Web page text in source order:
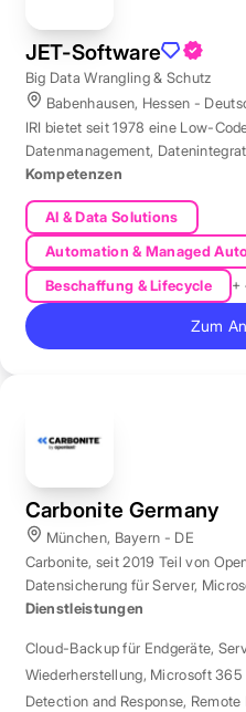
JET-Software
Big Data Wrangling & Schutz
Babenhausen, Hessen -
IRI bietet seit 1978 eine Low-
Datenmanagement,
produktive Datenbestände
Kompetenzen
AI & Data Solutions
Automation & Managed
Beschaffung & Lifecycle
+
Zum
Carbonite Germany
München, Bayern - DE
Carbonite, seit 2019 Teil von
Datensicherung für Server,
Dienstleistungen
Cloud-Backup für Endgeräte,
Wiederherstellung, Microsoft 365
Detection and Response,